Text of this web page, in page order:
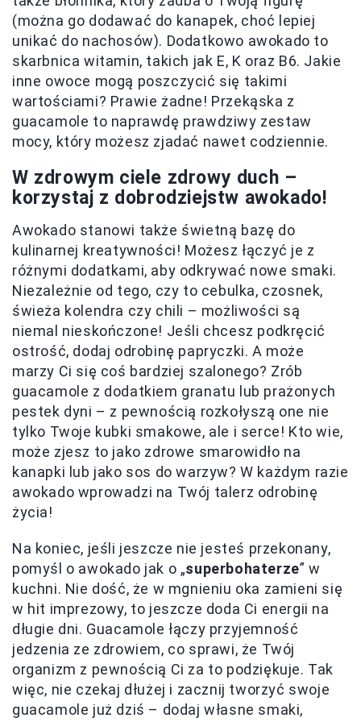
(można go dodawać do kanapek, choć lepiej
unikać do nachosów). Dodatkowo awokado to
skarbnica witamin, takich jak E, K oraz B6. Jakie
inne owoce mogą poszczycić się takimi
wartościami? Prawie żadne! Przekąska z
guacamole to naprawdę prawdziwy zestaw
mocy, który możesz zjadać nawet codziennie.
W zdrowym ciele zdrowy duch –
korzystaj z dobrodziejstw awokado!
Awokado stanowi także świetną bazę do
kulinarnej kreatywności! Możesz łączyć je z
różnymi dodatkami, aby odkrywać nowe smaki.
Niezależnie od tego, czy to cebulka, czosnek,
świeża kolendra czy chili – możliwości są
niemal nieskończone! Jeśli chcesz podkręcić
ostrość, dodaj odrobinę papryczki. A może
marzy Ci się coś bardziej szalonego? Zrób
guacamole z dodatkiem granatu lub prażonych
pestek dyni – z pewnością rozkołyszą one nie
tylko Twoje kubki smakowe, ale i serce! Kto wie,
może zjesz to jako zdrowe smarowidło na
kanapki lub jako sos do warzyw? W każdym razie
awokado wprowadzi na Twój talerz odrobinę
życia!
Na koniec, jeśli jeszcze nie jesteś przekonany,
pomyśl o awokado jak o „superbohaterze” w
kuchni. Nie dość, że w mgnieniu oka zamieni się
w hit imprezowy, to jeszcze doda Ci energii na
długie dni. Guacamole łączy przyjemność
jedzenia ze zdrowiem, co sprawi, że Twój
organizm z pewnością Ci za to podziękuje. Tak
więc, nie czekaj dłużej i zacznij tworzyć swoje
guacamole już dziś – dodaj własne smaki,